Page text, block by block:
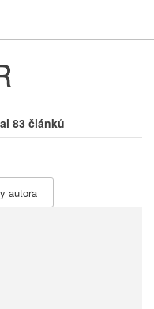
83 článků
autora